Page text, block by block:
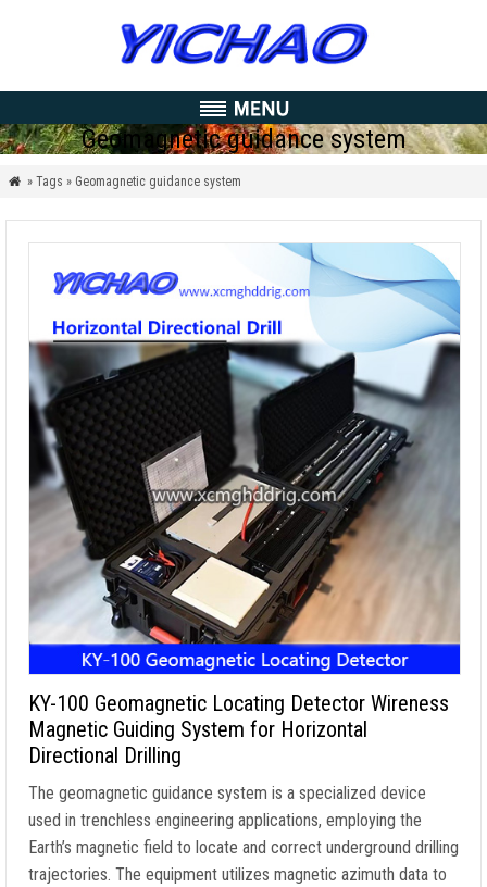
Geomagnetic guidance system
 » Tags » Geomagnetic guidance system
KY-100 Geomagnetic Locating Detector Wireness
Magnetic Guiding System for Horizontal
Directional Drilling
The geomagnetic guidance system is a specialized device
used in trenchless engineering applications, employing the
Earth’s magnetic field to locate and correct underground drilling
trajectories. The equipment utilizes magnetic azimuth data to